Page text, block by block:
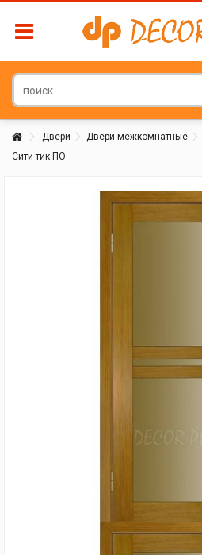
Двери Двери межкомнатные
Сити тик ПО